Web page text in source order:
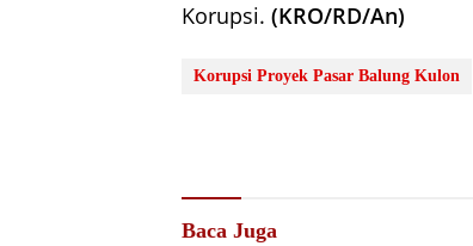
Korupsi. (KRO/RD/An)
Korupsi Proyek Pasar Balung Kulon
Baca Juga